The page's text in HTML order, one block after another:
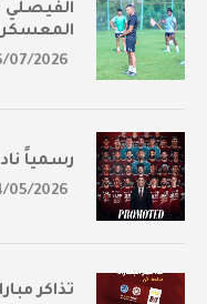
المعسكر
07/2026
رسمياً
05/2026
تذاكر